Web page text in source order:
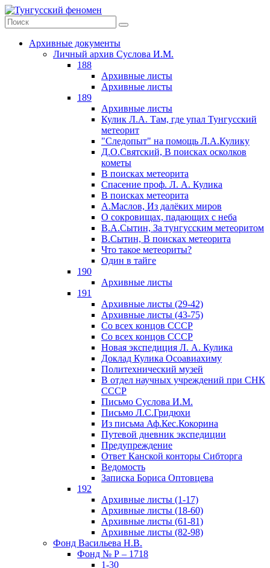
Архивные документы
Личный архив Суслова И.М.
188
Архивные листы
Архивные листы
189
Архивные листы
Кулик Л.А. Там, где упал Тунгусский
метеорит
"Следопыт" на помощь Л.А.Кулику
Д.О.Святский, В поисках осколков
кометы
В поисках метеорита
Спасение проф. Л. А. Кулика
В поисках метеорита
А.Маслов, Из далёких миров
О сокровищах, падающих с неба
В.А.Сытин, За тунгусским метеоритом
В.Сытин, В поисках метеорита
Что такое метеориты?
Один в тайге
190
Архивные листы
191
Архивные листы (29-42)
Архивные листы (43-75)
Со всех концов СССР
Со всех концов СССР
Новая экспедиция Л. А. Кулика
Доклад Кулика Осоавиахиму
Политехнический музей
В отдел научных учреждений при СНК
СССР
Письмо Суслова И.М.
Письмо Л.С.Гридюхи
Из письма Аф.Кес.Кокорина
Путевой дневник экспедиции
Предупреждение
Ответ Канской конторы Сибторга
Ведомость
Записка Бориса Оптовцева
192
Архивные листы (1-17)
Архивные листы (18-60)
Архивные листы (61-81)
Архивные листы (82-98)
Фонд Васильева Н.В.
Фонд № Р – 1718
1-30